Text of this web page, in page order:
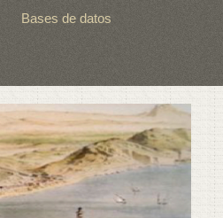
Bases de datos